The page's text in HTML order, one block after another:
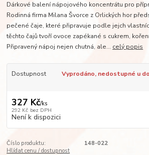
Dárkové balení nápojového koncentrátu pro
Rodinná firma Milana Švorce z Orlických hor
pečené čaje, které připravuje podle jejch
těchto čajů tvoří ovoce zapékané s cukrem,
Připravený nápoj nejen chutná, ale... celý popis
Dostupnost Vyprodáno, nedostupné u
327 Kč/ks
292 Kč bez DPH
Není k dispozici
Číslo produktu:
148-022
Hlídat cenu / dostupnost